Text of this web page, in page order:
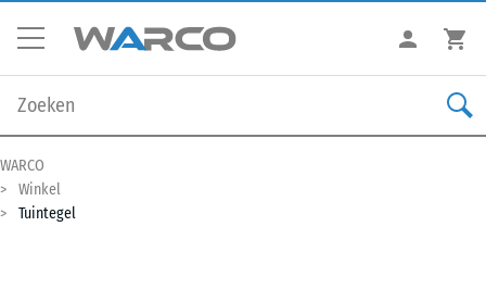
WARCO
Winkel
Tuintegel